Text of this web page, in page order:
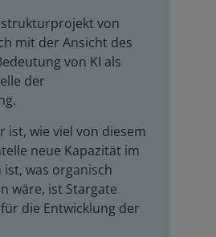
von
mit der Ansicht des
von KI als
der
ist, wie viel von diesem
neue Kapazität im
was organisch
wäre, ist Stargate
die Entwicklung der